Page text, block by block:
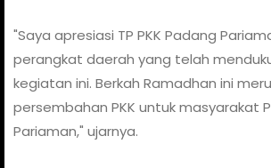
"Saya apresiasi TP PKK Padang
perangkat daerah yang telah
kegiatan ini. Berkah Ramadhan ini
persembahan PKK untuk masyarakat
Pariaman," ujarnya.